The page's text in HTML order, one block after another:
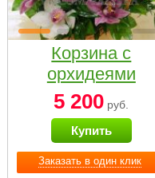
Заказать в один клик
Корзина с
орхидеями
малая
5 200 руб.
Купить